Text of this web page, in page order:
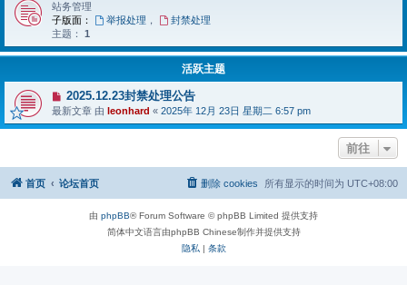
站务管理
子版面：
举报处理 ，
封禁处理
主题： 1
活跃主题
2025.12.23封禁处理公告
最新文章 由 leonhard « 2025年 12月 23日 星期二 6:57 pm
前往
首页 论坛首页 所有显示的时间为 UTC+08:00
删除 cookies
由 phpBB® Forum Software © phpBB Limited 提供支持
简体中文语言由phpBB Chinese制作并提供支持
隐私 | 条款